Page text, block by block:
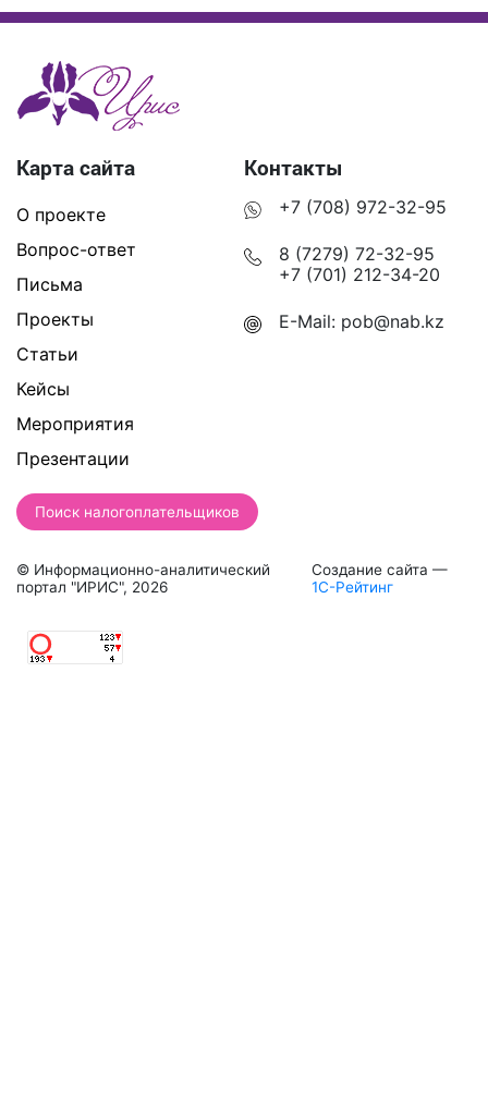
Карта сайта
О проекте
Вопрос-ответ
Письма
Проекты
Статьи
Кейсы
Мероприятия
Презентации
Контакты
+7 (708) 972-32-95
8 (7279) 72-32-95
+7 (701) 212-34-20
E-Mail: pob@nab.kz
Поиск налогоплательщиков
© Информационно-аналитический
портал "ИРИС", 2026
Создание сайта —
1С-Рейтинг